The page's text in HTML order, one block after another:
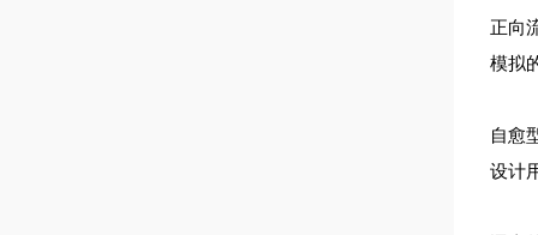
正向
模拟
自愈
设计